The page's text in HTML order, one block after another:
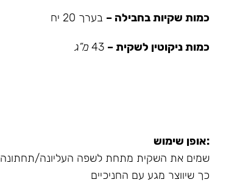
כמות שקיות בחבילה – בערך 20 יח
כמות ניקוטין לשקית – מ”ג
:אופן שימוש
שמים את השקית מתחת לשפה העליונה/תחתונה
כך שיווצר מגע עם החניכיים